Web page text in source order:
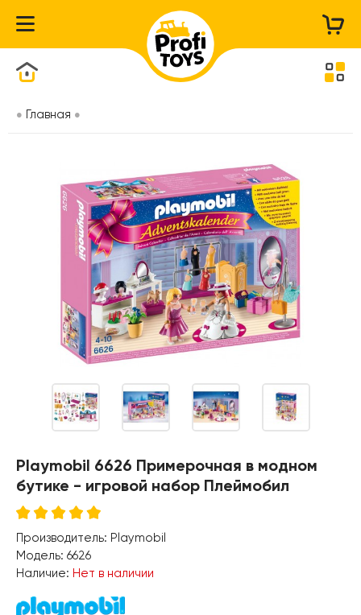
Главная
Playmobil 6626 Примерочная в модном
бутике - игровой набор Плеймобил
Производитель: Playmobil
Модель: 6626
Наличие: Нет в наличии
Каталог товаров